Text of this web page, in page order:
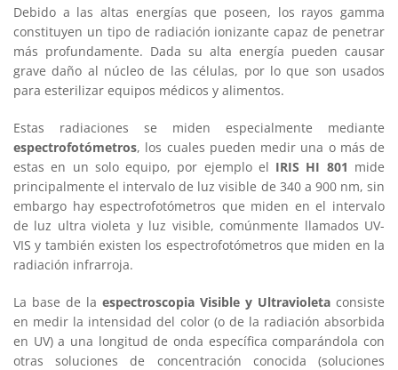
Debido a las altas energías que poseen, los rayos gamma
constituyen un tipo de radiación ionizante capaz de penetrar
más profundamente. Dada su alta energía pueden causar
grave daño al núcleo de las células, por lo que son usados
para esterilizar equipos médicos y alimentos.
Estas radiaciones se miden especialmente mediante
espectrofotómetros, los cuales pueden medir una o más de
estas en un solo equipo, por ejemplo el IRIS HI 801 mide
principalmente el intervalo de luz visible de 340 a 900 nm, sin
embargo hay espectrofotómetros que miden en el intervalo
de luz ultra violeta y luz visible, comúnmente llamados UV-
VIS y también existen los espectrofotómetros que miden en la
radiación infrarroja.
La base de la espectroscopia Visible y Ultravioleta consiste
en medir la intensidad del color (o de la radiación absorbida
en UV) a una longitud de onda específica comparándola con
otras soluciones de concentración conocida (soluciones